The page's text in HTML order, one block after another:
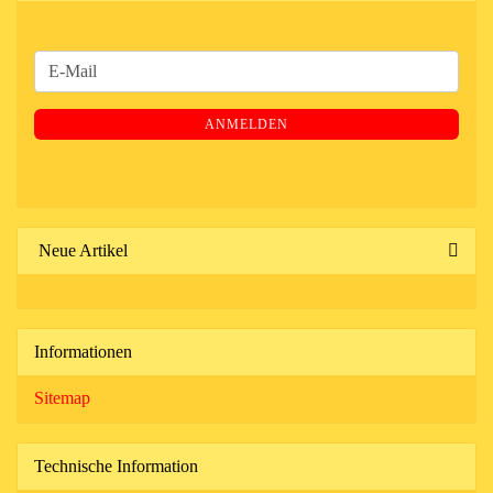
WEITER
ZUR
NEWSLETTER-
ANMELDUNG
E-
Mail
ANMELDEN
Neue Artikel
Informationen
Sitemap
Technische Information